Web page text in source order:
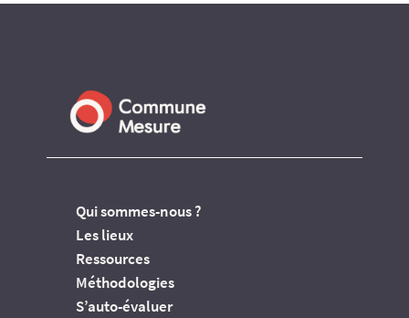
Qui sommes-nous ?
Les lieux
Ressources
Méthodologies
S’auto-évaluer